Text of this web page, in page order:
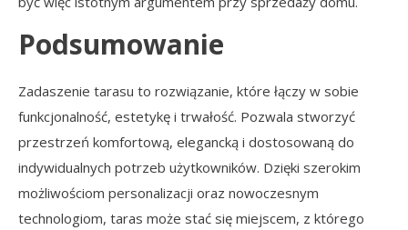
Podsumowanie
Zadaszenie tarasu to rozwiązanie, które łączy w sobie
funkcjonalność, estetykę i trwałość. Pozwala stworzyć
przestrzeń komfortową, elegancką i dostosowaną do
indywidualnych potrzeb użytkowników. Dzięki szerokim
możliwościom personalizacji oraz nowoczesnym
technologiom, taras może stać się miejscem, z którego